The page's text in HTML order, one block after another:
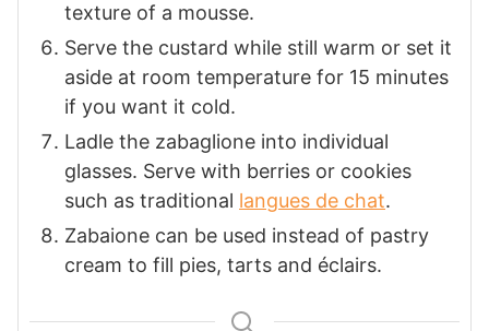
texture of a mousse.
Serve the custard while still warm or set it
aside at room temperature for 15 minutes
if you want it cold.
Ladle the zabaglione into individual
glasses. Serve with berries or cookies
such as traditional langues de chat.
Zabaione can be used instead of pastry
cream to fill pies, tarts and éclairs.